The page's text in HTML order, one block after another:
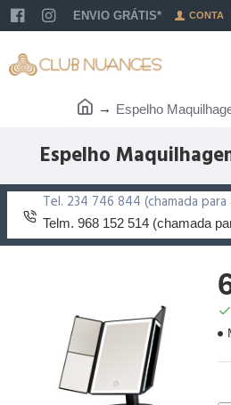
ENVIO GRÁTIS* CONTA
Espelho
Espelho
Tel. 234 746 844 (chamada
Telm. 968 152 514 (chamada